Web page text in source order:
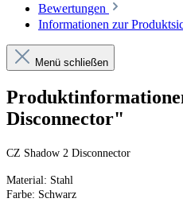
Bewertungen
Informationen zur
Menü schließen
Disconnector"
CZ Shadow 2 Disconnector
Material: Stahl
Farbe: Schwarz